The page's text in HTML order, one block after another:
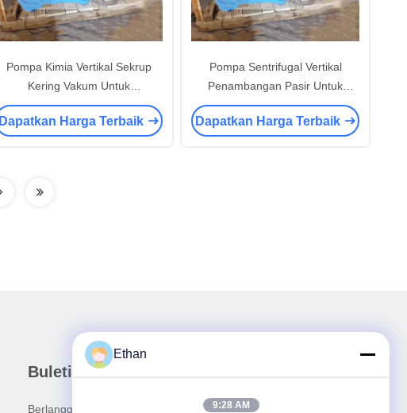
Pompa Kimia Vertikal Sekrup
Kering Vakum Untuk
Laboratorium
Dapatkan Harga Terbaik
Pompa Sentrifugal Vertikal
Penambangan Pasir Untuk
Geografi
Dapatkan Harga Terbaik
Buletin kami
Berlangganan buletin kami untuk mendapatkan diskon
Ethan
9:28 AM